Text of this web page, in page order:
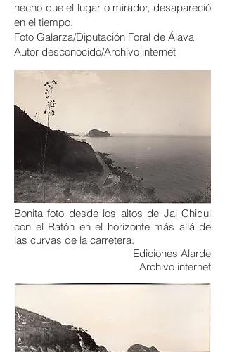
hecho que el lugar o mirador, desapareció
en el tiempo.
Foto Galarza/Diputación Foral de Álava
Autor desconocido/Archivo internet
Bonita foto desde los altos de Jai Chiqui
con el Ratón en el horizonte más allá de
las curvas de la carretera.
Ediciones Alarde
Archivo internet